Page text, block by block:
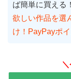
ば簡単に買える！
欲しい作品を選
け！PayPayポ